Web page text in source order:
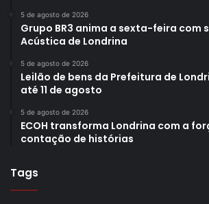
5 de agosto de 2026
Grupo BR3 anima a sexta-feira com
Acústica de Londrina
5 de agosto de 2026
Leilão de bens da Prefeitura de
até 11 de agosto
5 de agosto de 2026
ECOH transforma Londrina com a
contação de histórias
Tags